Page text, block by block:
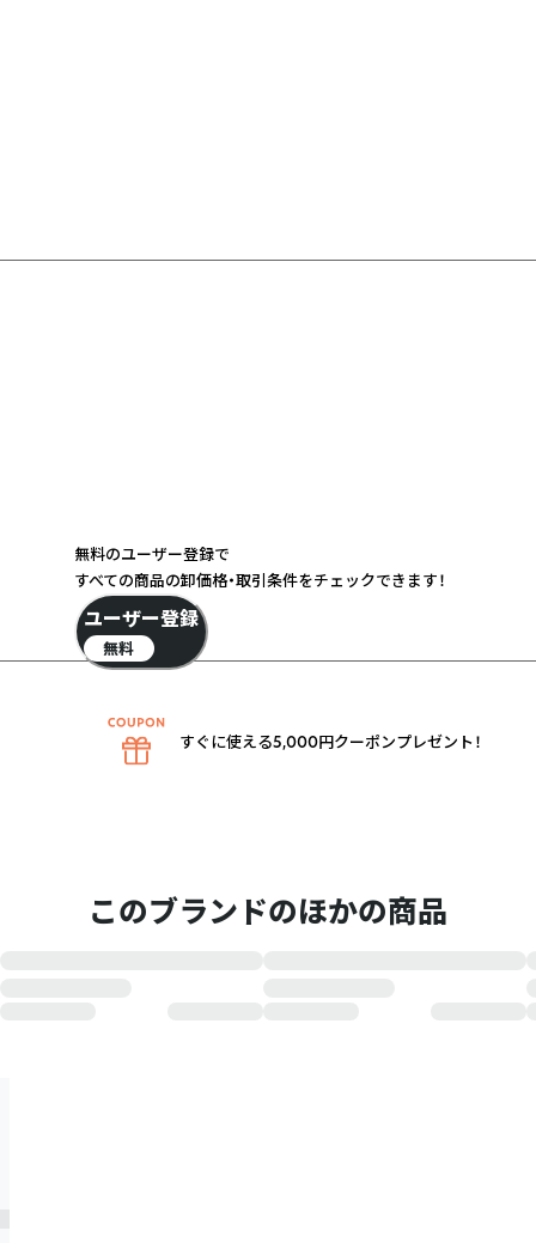
このブランドのほかの商品
無料のユーザー登録で
すべての商品の卸価格・取引条件をチェックできます！
ユーザー登録
無料
すぐに使える5,000円クーポンプレゼント！